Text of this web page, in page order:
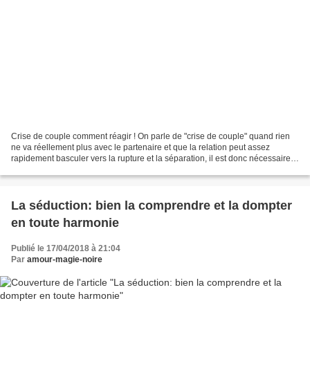
Crise de couple comment réagir ! On parle de "crise de couple" quand rien
ne va réellement plus avec le partenaire et que la relation peut assez
rapidement basculer vers la rupture et la séparation, il est donc nécessaire
La séduction: bien la comprendre et la dompter
en toute harmonie
Publié le 17/04/2018 à 21:04
Par amour-magie-noire